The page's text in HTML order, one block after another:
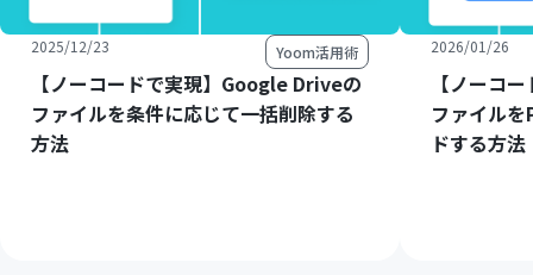
2025/12/23 Yoom活用術
【ノーコードで実現】Google Driveの
ファイルを条件に応じて一括削除する
方法
2026/01/26
【ノーコ
ファイル
ドする方法